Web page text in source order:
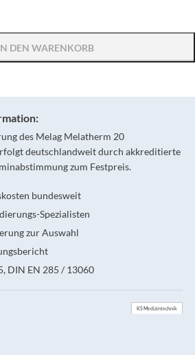
DEN WARENKORB
des Melag Melatherm 20
deutschlandweit durch akkreditierte
zum Festpreis.
bundesweit
Spezialisten
zur Auswahl
DIN EN 285 / 13060
KS Medizintechnik